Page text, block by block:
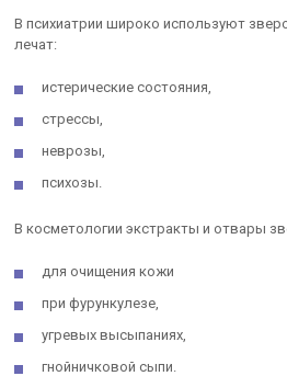
В психиатрии широко используют
лечат:
истерические состояния,
стрессы,
неврозы,
психозы.
В косметологии экстракты и отвары
для очищения кожи
при фурункулезе,
угревых высыпаниях,
гнойничковой сыпи.